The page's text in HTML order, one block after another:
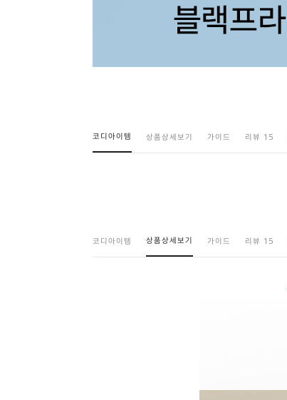
코디아이템 상품상세보기 가이드 리뷰 15
코디아이템 상품상세보기 가이드 리뷰 15